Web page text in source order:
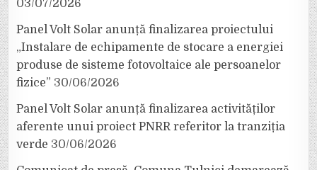
03/07/2026
Panel Volt Solar anunță finalizarea proiectului
„Instalare de echipamente de stocare a energiei
produse de sisteme fotovoltaice ale persoanelor
fizice” 30/06/2026
Panel Volt Solar anunță finalizarea activităților
aferente unui proiect PNRR referitor la tranziția
verde 30/06/2026